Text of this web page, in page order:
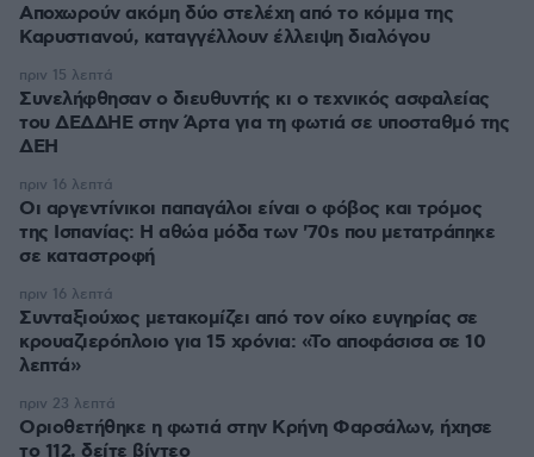
Αποχωρούν ακόμη δύο στελέχη από το κόμμα της
Καρυστιανού, καταγγέλλουν έλλειψη διαλόγου
Συνελήφθησαν ο διευθυντής κι ο τεχνικός ασφαλείας
του ΔΕΔΔΗΕ στην Άρτα για τη φωτιά σε υποσταθμό της
ΔΕΗ
πριν 15 λεπτά
Οι αργεντίνικοι παπαγάλοι είναι ο φόβος και τρόμος
της Ισπανίας: Η αθώα μόδα των '70s που μετατράπηκε
σε καταστροφή
πριν 16 λεπτά
Συνταξιούχος μετακομίζει από τον οίκο ευγηρίας σε
κρουαζιερόπλοιο για 15 χρόνια: «Το αποφάσισα σε 10
λεπτά»
πριν 16 λεπτά
Οριοθετήθηκε η φωτιά στην Κρήνη Φαρσάλων, ήχησε
το 112, δείτε βίντεο
πριν 23 λεπτά